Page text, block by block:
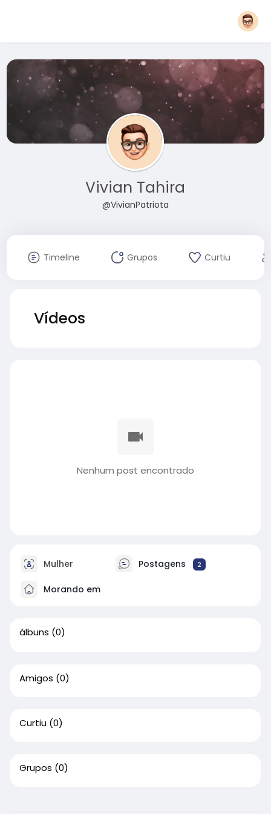
Vivian Tahira
@VivianPatriota
Timeline Grupos Curtiu
Vídeos
Nenhum post encontrado
Mulher Postagens 2
Morando em
álbuns (0)
Amigos (0)
Curtiu (0)
Grupos (0)